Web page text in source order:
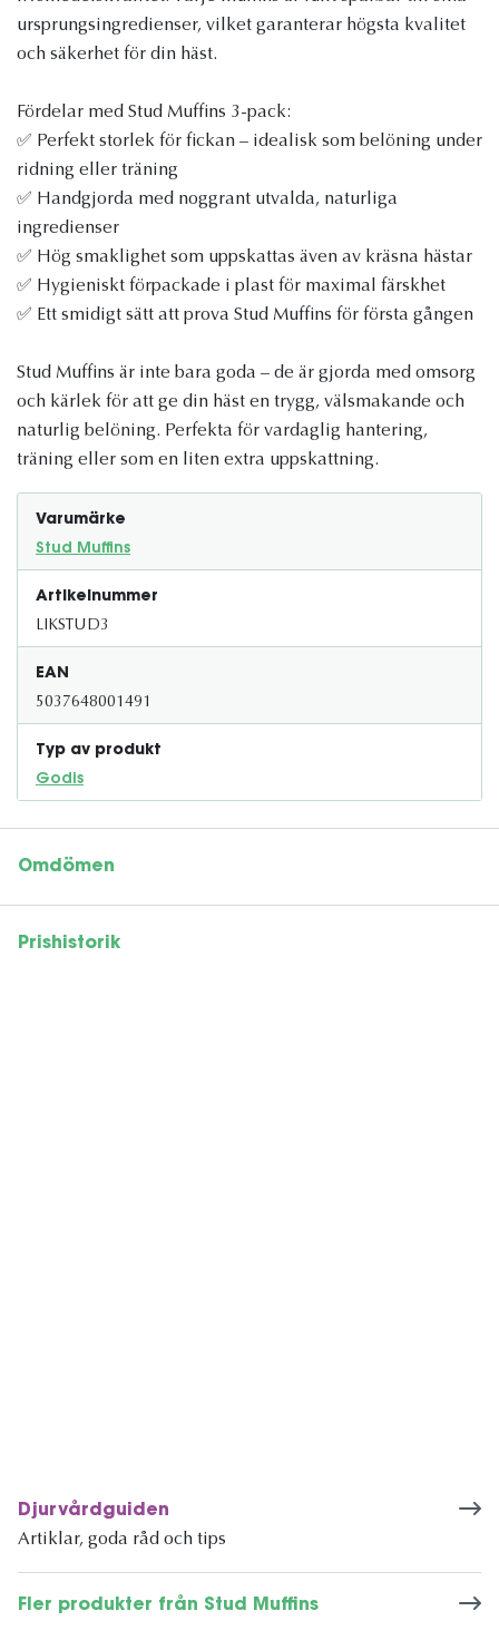
ursprungsingredienser, vilket garanterar högsta kvalitet
och säkerhet för din häst.
Fördelar med Stud Muffins 3-pack:
✅ Perfekt storlek för fickan – idealisk som belöning under
ridning eller träning
✅ Handgjorda med noggrant utvalda, naturliga
ingredienser
✅ Hög smaklighet som uppskattas även av kräsna hästar
✅ Hygieniskt förpackade i plast för maximal färskhet
✅ Ett smidigt sätt att prova Stud Muffins för första gången
Stud Muffins är inte bara goda – de är gjorda med omsorg
och kärlek för att ge din häst en trygg, välsmakande och
naturlig belöning. Perfekta för vardaglig hantering,
träning eller som en liten extra uppskattning.
Varumärke
Stud Muffins
Artikelnummer
LIKSTUD3
EAN
5037648001491
Typ av produkt
Godis
Omdömen
Prishistorik
Djurvårdguiden
Artiklar, goda råd och tips
Fler produkter från Stud Muffins